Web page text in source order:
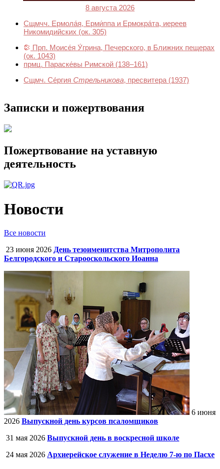
8 августа 2026
Сщмчч. Ермола́я, Ерми́ппа и Ермокра́та, иереев
Никомидийских (ок. 305)
Прп. Моисе́я У́грина, Печерского, в Ближних пещерах
(ок. 1043)
прмц. Параске́вы Римской (138–161)
Сщмч. Се́ргия Стрельникова, пресвитера (1937)
Записки и пожертвования
Пожертвование на уставную
деятельность
Новости
Все новости
23 июня 2026 День тезоименитства Митрополита
Белгородского и Старооскольского Иоанна
6 июня
2026 Выпускной день курсов псаломщиков
31 мая 2026 Выпускной день в воскресной школе
24 мая 2026 Архиерейское служение в Неделю 7-ю по Пасхе